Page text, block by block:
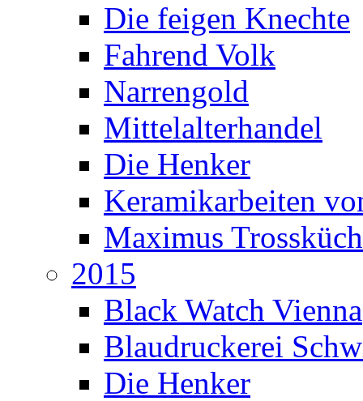
Die feigen Knechte
Fahrend Volk
Narrengold
Mittelalterhandel
Die Henker
Keramikarbeiten
Maximus
2015
Black Watch Vienna
Blaudruckerei
Die Henker